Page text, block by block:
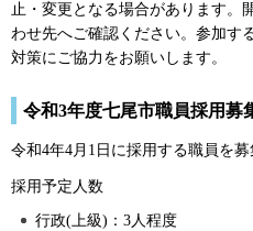
止・変更となる場合があります。
わせ先へご確認ください。参加す
対策にご協力をお願いします。
令和3年度七尾市職員採用募
令和4年4月1日に採用する職員を募
採用予定人数
行政(上級)：3人程度